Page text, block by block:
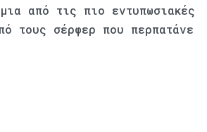
από τις πιο εντυπωσιακές
τους σέρφερ που περπατάνε